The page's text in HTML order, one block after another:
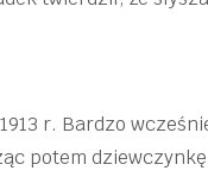
r. Bardzo
potem